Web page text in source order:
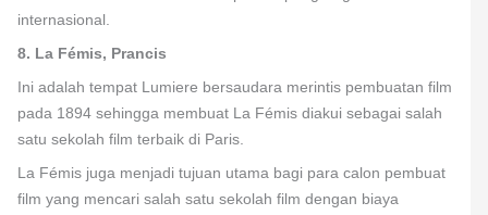
internasional.
8. La Fémis, Prancis
Ini adalah tempat Lumiere bersaudara merintis pembuatan film
pada 1894 sehingga membuat La Fémis diakui sebagai salah
satu sekolah film terbaik di Paris.
La Fémis juga menjadi tujuan utama bagi para calon pembuat
film yang mencari salah satu sekolah film dengan biaya